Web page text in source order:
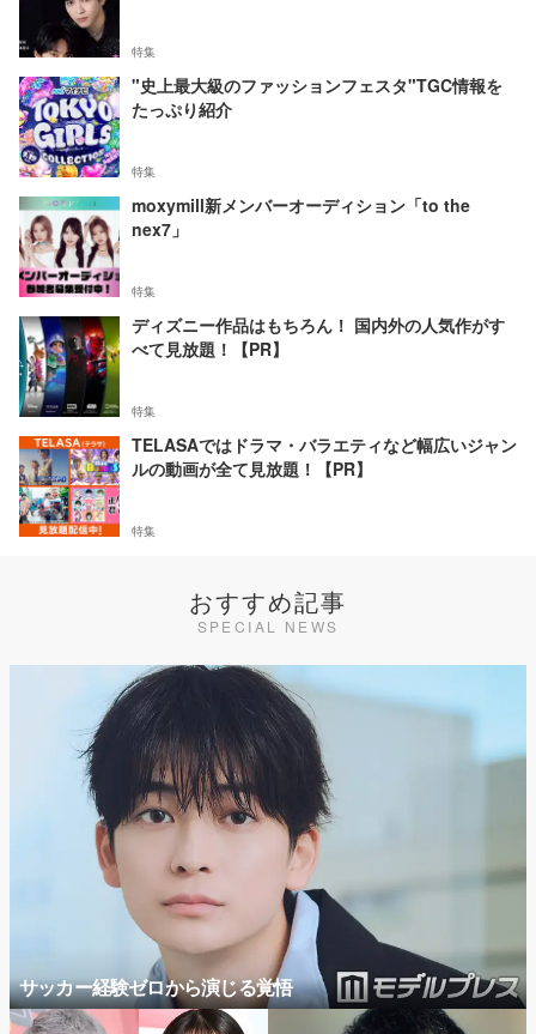
特集
"史上最大級のファッションフェスタ"TGC情報を
たっぷり紹介
特集
moxymill新メンバーオーディション「to the
nex7」
特集
ディズニー作品はもちろん！ 国内外の人気作がす
べて見放題！【PR】
特集
TELASAではドラマ・バラエティなど幅広いジャン
ルの動画が全て見放題！【PR】
特集
おすすめ記事
SPECIAL NEWS
サッカー経験ゼロから演じる覚悟